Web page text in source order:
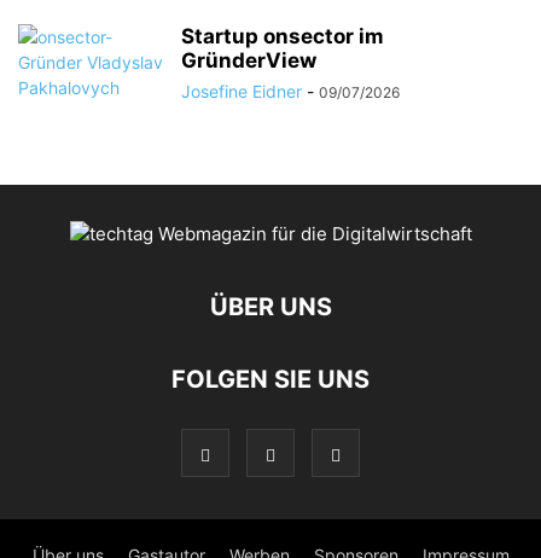
Startup onsector im
GründerView
Josefine Eidner - 09/07/2026
ÜBER UNS
FOLGEN SIE UNS